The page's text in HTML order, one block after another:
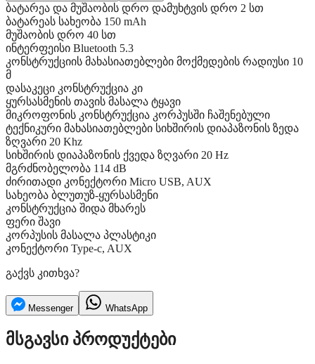
ბატარეა და მუშაობის დრო დამუხტვის დრო 2 სთ
ბატარეას სახეობა 150 mAh
მუშაობის დრო 40 სთ
ინტერფეისი Bluetooth 5.3
კონსტრუქციის მახასიათებლები მოქმედების რადიუსი 10
მ
დასაკეცი კონსტრუქცია კი
ყურსასმენის თავის მასალა ტყავი
მიკროფონის კონსტრუქცია კორპუსში ჩაშენებული
ტექნიკური მახასიათებლები სიხშირის დიაპაზონის ზედა
ზღვარი 20 Khz
სიხშირის დიაპაზონის ქვედა ზღვარი 20 Hz
მგრძნობელობა 114 dB
ძირითადი კონექტორი Micro USB, AUX
სახეობა ბლუთუზ-ყურსასმენი
კონსტრუქცია შიდა მხარეს
ფერი შავი
კორპუსის მასალა პლასტიკი
კონექტორი Type-c, AUX
გაქვს კითხვა?
Messenger WhatsApp
მსგავსი პროდუქტები